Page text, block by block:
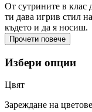
От сутрините в клас
ти дава игрив стил
където и да я носиш.
Прочети повече
Избери опции
Цвят
Зареждане на